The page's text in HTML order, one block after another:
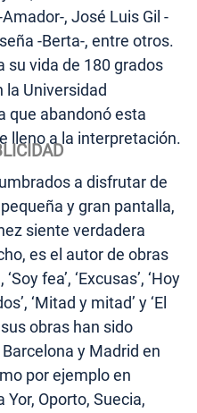
, José Luis Gil -
-Berta-, entre otros.
su vida de 180 grados
la Universidad
que abandonó esta
lleno a la interpretación.
a disfrutar de
y gran pantalla,
siente verdadera
es el autor de obras
fea’, ‘Excusas’, ‘Hoy
‘Mitad y mitad’ y ‘El
obras han sido
y Madrid en
por ejemplo en
Yor, Oporto, Suecia,